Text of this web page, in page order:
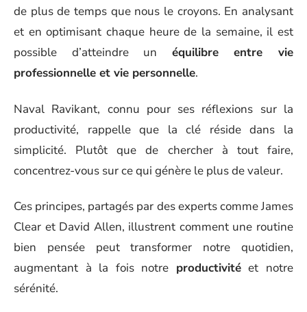
de plus de temps que nous le croyons. En analysant
et en optimisant chaque heure de la semaine, il est
possible d’atteindre un équilibre entre vie
professionnelle et vie personnelle.
Naval Ravikant, connu pour ses réflexions sur la
productivité, rappelle que la clé réside dans la
simplicité. Plutôt que de chercher à tout faire,
concentrez-vous sur ce qui génère le plus de valeur.
Ces principes, partagés par des experts comme James
Clear et David Allen, illustrent comment une routine
bien pensée peut transformer notre quotidien,
augmentant à la fois notre productivitéet notre
sérénité.